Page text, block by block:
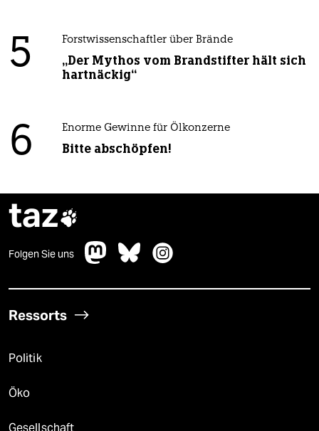
5 Forstwissenschaftler über Brände
„Der Mythos vom Brandstifter hält sich
hartnäckig“
6 Enorme Gewinne für Ölkonzerne
Bitte abschöpfen!
taz
Folgen Sie uns
Ressorts
Politik
Öko
Gesellschaft